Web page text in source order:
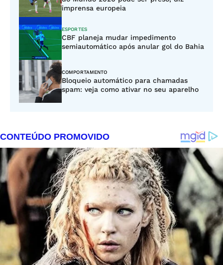
imprensa europeia
ESPORTES
CBF planeja mudar impedimento
semiautomático após anular gol do Bahia
COMPORTAMENTO
Bloqueio automático para chamadas
spam: veja como ativar no seu aparelho